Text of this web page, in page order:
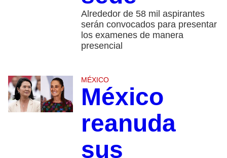
Alrededor de 58 mil aspirantes
serán convocados para presentar
los examenes de manera
presencial
MÉXICO
México
reanuda
sus